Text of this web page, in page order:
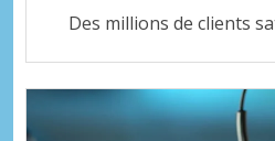
Des millions de clients